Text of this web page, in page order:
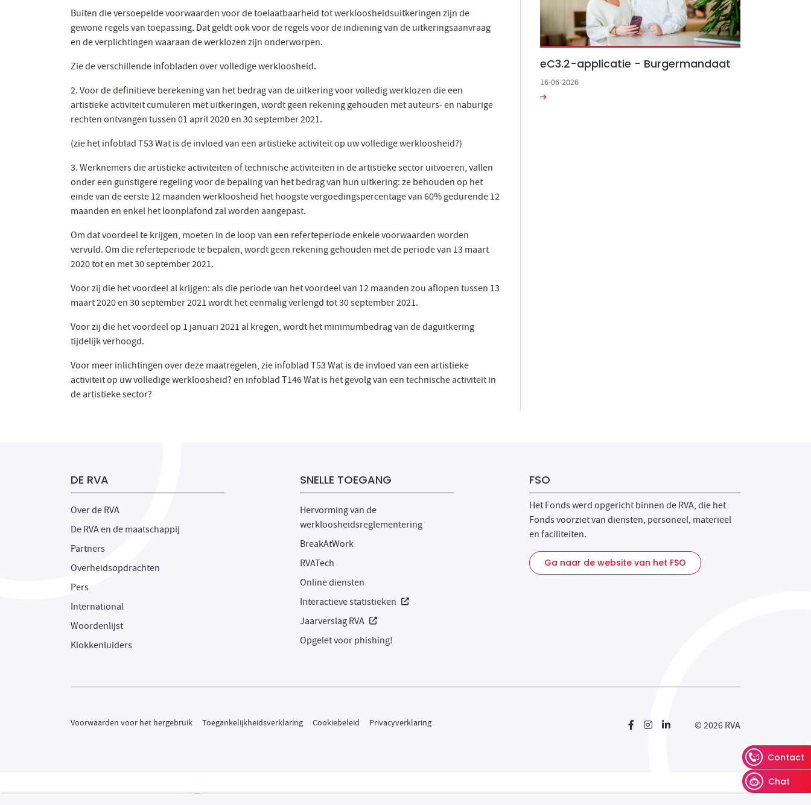
Contact
Chat
Buiten die versoepelde voorwaarden voor de toelaatbaarheid tot werkloosheidsuitkeringen zijn de
gewone regels van toepassing. Dat geldt ook voor de regels voor de indiening van de uitkeringsaanvraag
en de verplichtingen waaraan de werklozen zijn onderworpen.
Zie de verschillende infobladen over volledige werkloosheid.
2. Voor de definitieve berekening van het bedrag van de uitkering voor volledig werklozen die een
artistieke activiteit cumuleren met uitkeringen, wordt geen rekening gehouden met auteurs- en naburige
rechten ontvangen tussen 01 april 2020 en 30 september 2021.
(zie het infoblad T53 Wat is de invloed van een artistieke activiteit op uw volledige werkloosheid?)
3. Werknemers die artistieke activiteiten of technische activiteiten in de artistieke sector uitvoeren, vallen
onder een gunstigere regeling voor de bepaling van het bedrag van hun uitkering: ze behouden op het
einde van de eerste 12 maanden werkloosheid het hoogste vergoedingspercentage van 60% gedurende 12
maanden en enkel het loonplafond zal worden aangepast.
Om dat voordeel te krijgen, moeten in de loop van een referteperiode enkele voorwaarden worden
vervuld. Om die referteperiode te bepalen, wordt geen rekening gehouden met de periode van 13 maart
2020 tot en met 30 september 2021.
Voor zij die het voordeel al krijgen: als die periode van het voordeel van 12 maanden zou aflopen tussen 13
maart 2020 en 30 september 2021 wordt het eenmalig verlengd tot 30 september 2021.
Voor zij die het voordeel op 1 januari 2021 al kregen, wordt het minimumbedrag van de daguitkering
tijdelijk verhoogd.
Voor meer inlichtingen over deze maatregelen, zie infoblad T53 Wat is de invloed van een artistieke
activiteit op uw volledige werkloosheid? en infoblad T146 Wat is het gevolg van een technische activiteit in
de artistieke sector?
eC3.2-applicatie - Burgermandaat
16-06-2026
DE RVA
Over de RVA
De RVA en de maatschappij
Partners
Overheidsopdrachten
Pers
International
Woordenlijst
Klokkenluiders
SNELLE TOEGANG
Hervorming van de
werkloosheidsreglementering
BreakAtWork
RVATech
Online diensten
Interactieve statistieken Nieuw venster
Jaarverslag RVA Nieuw venster
Opgelet voor phishing!
FSO
Het Fonds werd opgericht binnen de RVA, die het
Fonds voorziet van diensten, personeel, materieel
en faciliteiten.
Ga naar de website van het FSO
Voorwaarden voor het hergebruik Toegankelijkheidsverklaring Cookiebeleid Privacyverklaring Nieuw venster
Nieuw venster
Nieuw venster
© 2026 RVA